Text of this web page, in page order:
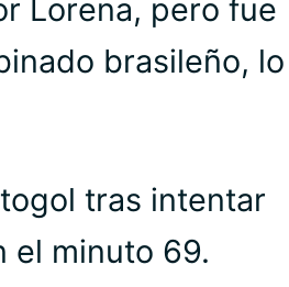
Lorena, pero fue
brasileño, lo
tras intentar
el minuto 69.